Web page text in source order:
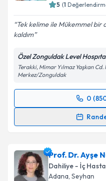
5 (1
Tek kelime ile Mükemmel bir
kaldım
Özel Zonguldak Level
Terakki, Mimar Yılmaz Yaşkan
Merkez/Zonguldak
0
Randevu Takvimi
takvim
E-posta Adresiniz
Prof. Dr. Ayşe
Dahiliye - İç
Adana, Seyhan